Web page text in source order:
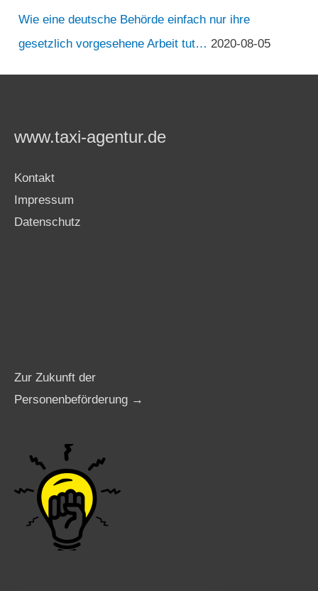
Wie eine deutsche Behörde einfach nur ihre
gesetzlich vorgesehene Arbeit tut… 2020-08-05
www.taxi-agentur.de
Kontakt
Impressum
Datenschutz
Zur Zukunft der
Personenbeförderung →